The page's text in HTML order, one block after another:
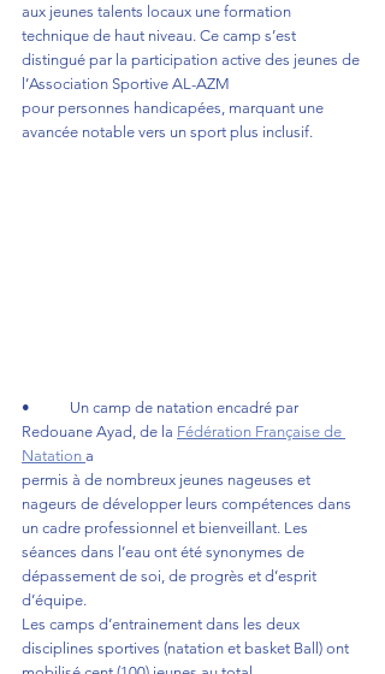
aux jeunes talents locaux une formation
technique de haut niveau. Ce camp s’est
distingué par la participation active des jeunes de
l’Association Sportive AL-AZM
pour personnes handicapées, marquant une
avancée notable vers un sport plus inclusif.
•	Un camp de natation encadré par
Redouane Ayad, de la Fédération Française de
Natation a
permis à de nombreux jeunes nageuses et
nageurs de développer leurs compétences dans
un cadre professionnel et bienveillant. Les
séances dans l’eau ont été synonymes de
dépassement de soi, de progrès et d’esprit
d’équipe.
Les camps d’entrainement dans les deux
disciplines sportives (natation et basket Ball) ont